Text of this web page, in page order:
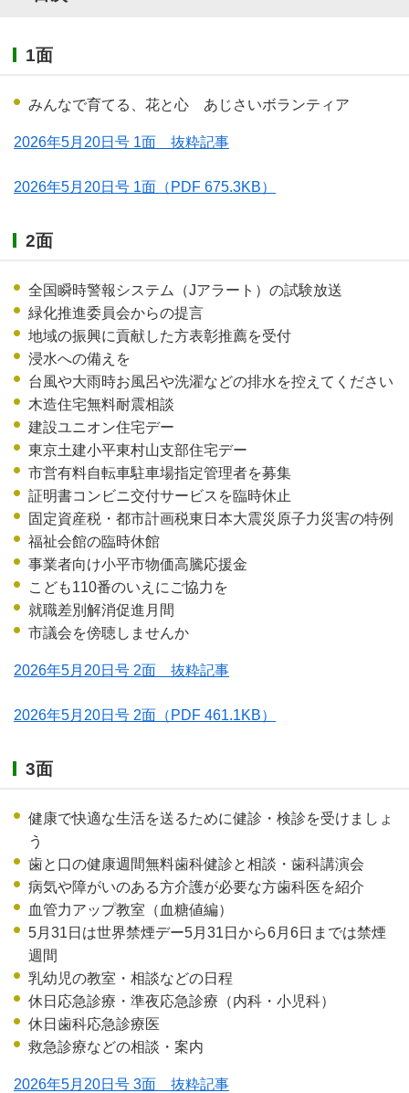
1面
みんなで育てる、花と心 あじさいボランティア
2026年5月20日号 1面 抜粋記事
2026年5月20日号 1面 （PDF 675.3KB）
2面
全国瞬時警報システム（Jアラート）の試験放送
緑化推進委員会からの提言
地域の振興に貢献した方表彰推薦を受付
浸水への備えを
台風や大雨時お風呂や洗濯などの排水を控えてください
木造住宅無料耐震相談
建設ユニオン住宅デー
東京土建小平東村山支部住宅デー
市営有料自転車駐車場指定管理者を募集
証明書コンビニ交付サービスを臨時休止
固定資産税・都市計画税東日本大震災原子力災害の特例
福祉会館の臨時休館
事業者向け小平市物価高騰応援金
こども110番のいえにご協力を
就職差別解消促進月間
市議会を傍聴しませんか
2026年5月20日号 2面 抜粋記事
2026年5月20日号 2面 （PDF 461.1KB）
3面
健康で快適な生活を送るために健診・検診を受けましょ
う
歯と口の健康週間無料歯科健診と相談・歯科講演会
病気や障がいのある方介護が必要な方歯科医を紹介
血管力アップ教室（血糖値編）
5月31日は世界禁煙デー5月31日から6月6日までは禁煙
週間
乳幼児の教室・相談などの日程
休日応急診療・準夜応急診療（内科・小児科）
休日歯科応急診療医
救急診療などの相談・案内
2026年5月20日号 3面 抜粋記事